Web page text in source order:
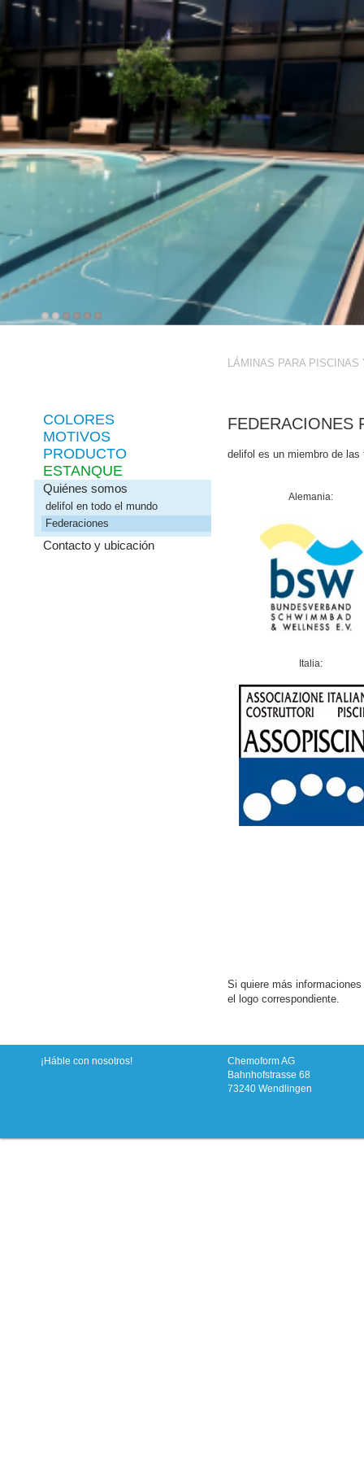
LÁMINAS PARA PISCINAS
COLORES
MOTIVOS
PRODUCTO
ESTANQUE
Quiénes somos
delifol en todo el mundo
Federaciones
Contacto y ubicación
FEDERACIONES
delifol es un miembro de
Alemania:
Italia:
Si quiere más
el logo correspondiente.
¡Háble con nosotros!
Chemoform AG
Bahnhofstrasse 68
73240 Wendlingen